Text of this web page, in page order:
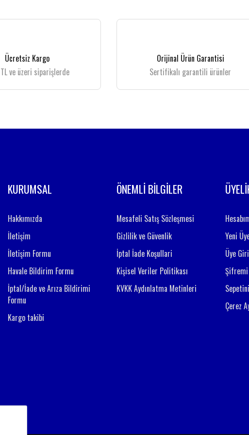
Ücretsiz Kargo
ve üzeri siparişlerde
Orijinal Ürün Garantisi
Sertifikalı garantili ürünler
KURUMSAL
Hakkımızda
İletişim
İletişim Formu
Havale Bildirim Formu
İptal/İade ve Arıza Bildirimi
Formu
Kargo takibi
ÖNEMLİ BİLGİLER
Mesafeli Satış Sözleşmesi
Gizlilik ve Güvenlik
İptal İade Koşullari
Kişisel Veriler Politikası
KVKK Aydınlatma Metinleri
Yeni
Üye
Çerez